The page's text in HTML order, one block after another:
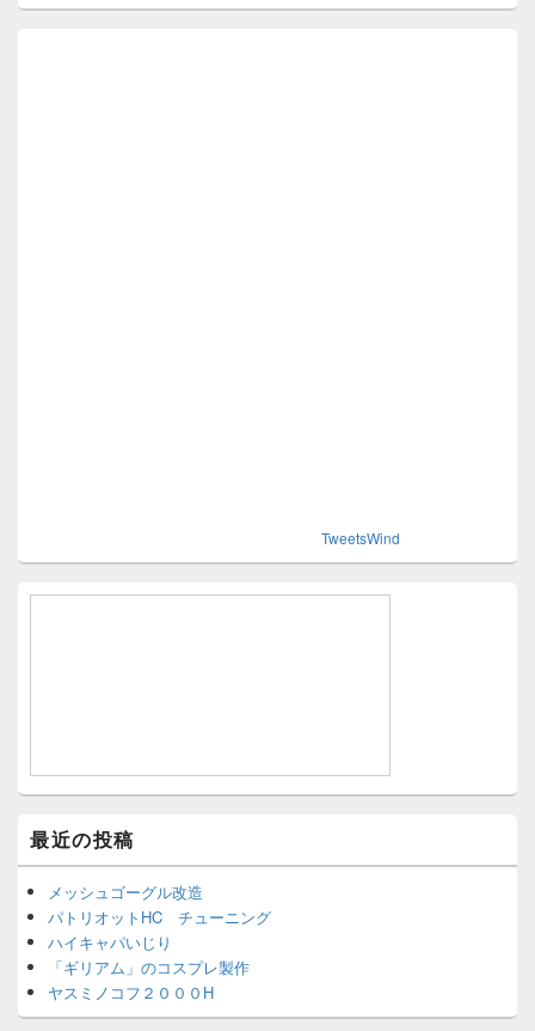
TweetsWind
最近の投稿
メッシュゴーグル改造
パトリオットHC チューニング
ハイキャパいじり
「ギリアム」のコスプレ製作
ヤスミノコフ２０００H